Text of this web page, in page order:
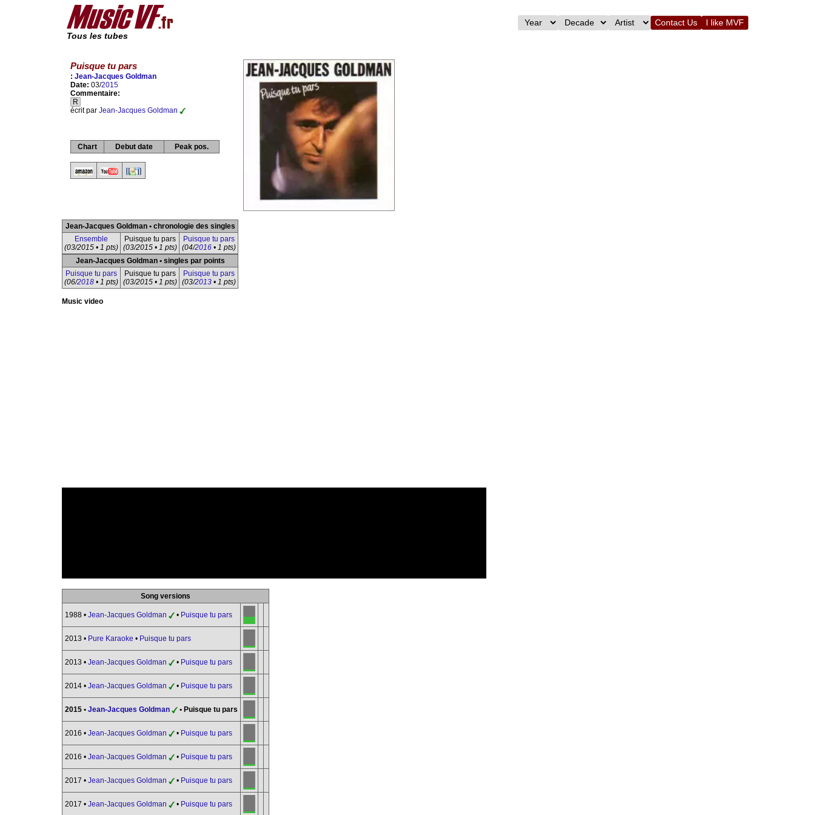
Tous les tubes
Contact Us I like MVF
Puisque tu pars
: Jean-Jacques Goldman
Date: 03/2015
Commentaire:
R
écrit par Jean-Jacques Goldman
Chart Debut date Peak pos.
Jean-Jacques Goldman • chronologie des singles
Ensemble
(03/2015 • 1 pts)
Puisque tu pars
(03/2015 • 1 pts)
Puisque tu pars
(04/2016• 1 pts)
Jean-Jacques Goldman • singles par points
Puisque tu pars
(06/2018 • 1 pts)
Puisque tu pars
(03/2015 • 1 pts)
Puisque tu pars
(03/2013• 1 pts)
Music video
Song versions
1988 • Jean-Jacques Goldman • Puisque tu pars
2013 • Pure Karaoke • Puisque tu pars
2013 • Jean-Jacques Goldman • Puisque tu pars
2014 • Jean-Jacques Goldman • Puisque tu pars
2015 • Jean-Jacques Goldman • Puisque tu pars
2016 • Jean-Jacques Goldman • Puisque tu pars
2016 • Jean-Jacques Goldman • Puisque tu pars
2017 • Jean-Jacques Goldman • Puisque tu pars
2017 • Jean-Jacques Goldman • Puisque tu pars